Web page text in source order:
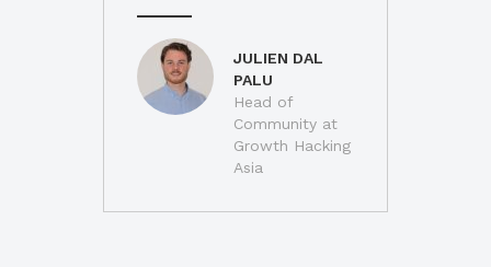
JULIEN DAL
PALU
Head of
Community at
Growth Hacking
Asia